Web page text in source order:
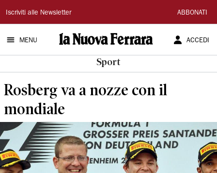
La
Nuova
Ferrara
Iscriviti alle Newsletter ABBONATI
MENU ACCEDI
Sport
Rosberg va a nozze con il
mondiale